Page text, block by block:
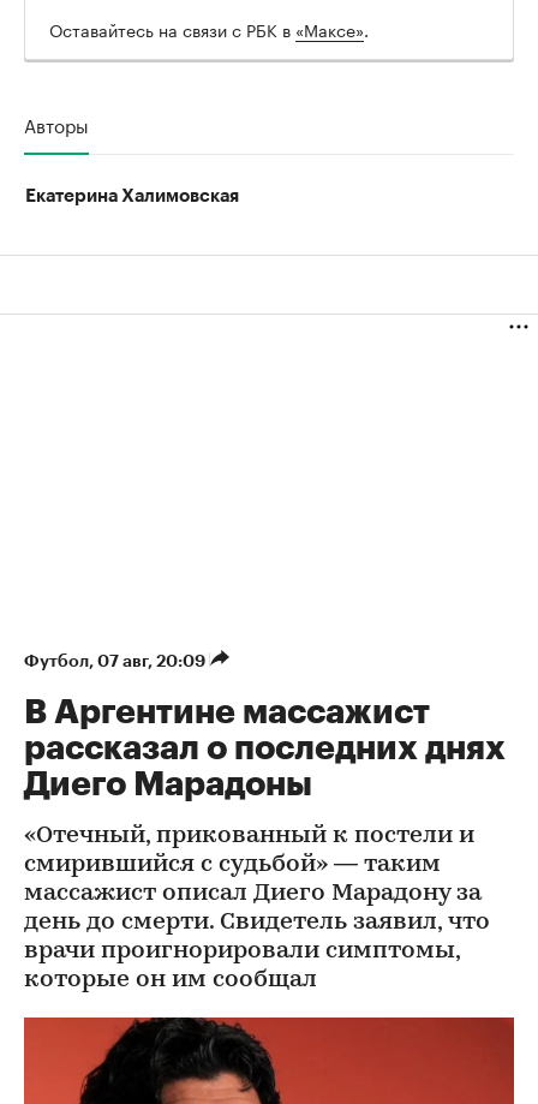
Оставайтесь на связи с РБК в «Максе».
Авторы
Екатерина Халимовская
Футбол 07 авг, 20:09
В Аргентине массажист
рассказал о последних днях
Диего Марадоны
«Отечный, прикованный к постели и
смирившийся с судьбой» — таким
массажист описал Диего Марадону за
день до смерти. Свидетель заявил, что
врачи проигнорировали симптомы,
которые он им сообщал